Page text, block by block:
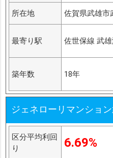
所在地 佐賀県武雄市
最寄り駅 佐世保線 武
築年数 18年
ジェネローリマンショ
区分平均利回
り
6.69%